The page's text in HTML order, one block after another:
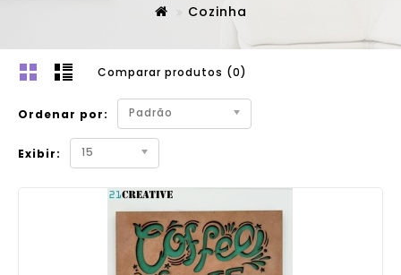
Cozinha
Comparar produtos (0)
Ordenar por: Padrão
Exibir: 15